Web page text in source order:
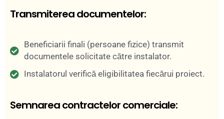
Transmiterea documentelor:
Beneficiarii finali (persoane fizice) transmit
documentele solicitate către instalator.
Instalatorul verifică eligibilitatea fiecărui proiect.
Semnarea contractelor comerciale: